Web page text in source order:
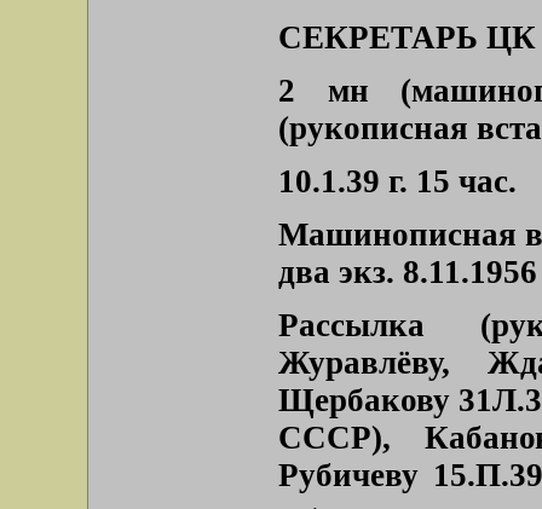
СЕКРЕТАРЬ
2 мн
(рукописная
10.1.39 г. 15 час.
Машинописная
два экз.
Рассылка
Журавлёву,
Щербакову
СССР),
Рубичеву